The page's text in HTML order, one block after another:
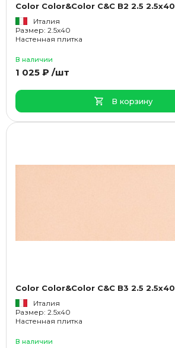
Color Color&Color C&C B2 2.5 2.5x40
Италия
Размер: 2.5x40
Настенная плитка
В наличии
1 025 ₽ /шт
В корзину
Color Color&Color C&C B3 2.5 2.5x40
Италия
Размер: 2.5x40
Настенная плитка
В наличии